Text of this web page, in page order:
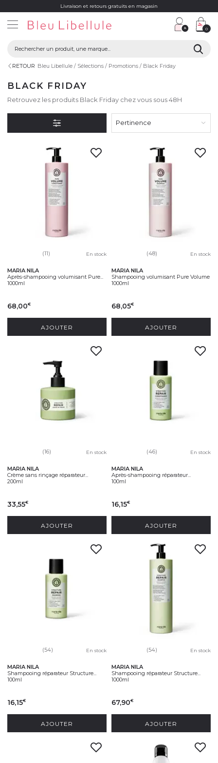
Livraison et retours gratuits en magasin
0
RETOUR Bleu Libellule Sélections Promotions Black Friday
BLACK FRIDAY
Retrouvez les produits Black Friday chez vous sous 48H
Pertinence
(11) En stock
MARIA NILA
Après-shampooing volumisant Pure...
1000ml
68,00€
AJOUTER
(48) En stock
MARIA NILA
Shampooing volumisant Pure Volume
1000ml
68,05€
AJOUTER
(16) En stock
MARIA NILA
Crème sans rinçage réparateur...
200ml
33,55€
AJOUTER
(46) En stock
MARIA NILA
Après-shampooing réparateur...
100ml
16,15€
AJOUTER
(54) En stock
MARIA NILA
Shampooing réparateur Structure...
100ml
16,15€
AJOUTER
(54) En stock
MARIA NILA
Shampooing réparateur Structure...
1000ml
67,90€
AJOUTER